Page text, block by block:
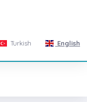
Turkish English